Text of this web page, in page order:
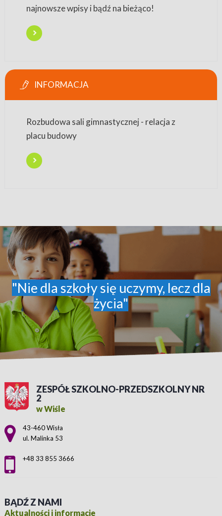
najnowsze wpisy i bądź na bieżąco!
INFORMACJA
Rozbudowa sali gimnastycznej - relacja z
placu budowy
"Nie dla szkoły się uczymy, lecz dla
życia"
ZESPÓŁ SZKOLNO-PRZEDSZKOLNY NR
2
w Wiśle
Adres pocztowy:
43-460 Wisła
ul. Malinka 53
+48 33 855 3666
BĄDŹ Z NAMI
Aktualności i informacje